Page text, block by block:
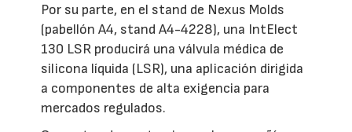
Por su parte, en el stand de Nexus Molds
(pabellón A4, stand A4-4228), una IntElect
130 LSR producirá una válvula médica de
silicona líquida (LSR), una aplicación dirigida
a componentes de alta exigencia para
mercados regulados.